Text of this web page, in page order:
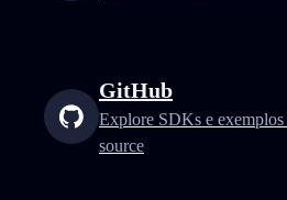
GitHub
Explore SDKs e
source